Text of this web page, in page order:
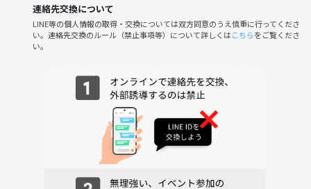
《その他》
・定員２５名
・更衣室あり、シャワーあり（有料）
・シューズレンタルあり
・MLM（事業家集団環境含）の勧誘行為等は禁止します。
★★★★★★★★★★★★
連絡先交換について
LINE等の個人情報の取得・交換については双方同意のうえ慎重に行ってくださ
い。連絡先交換のルール（禁止事項等）について詳しくはこちらをご覧くださ
い。